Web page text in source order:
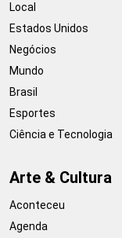
Local
Estados Unidos
Negócios
Mundo
Brasil
Esportes
Ciência e Tecnologia
Arte & Cultura
Aconteceu
Agenda